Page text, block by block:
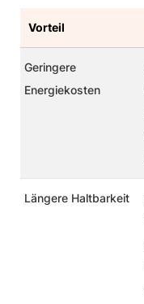
Vorteil
Geringere
Energiekosten
Längere Haltbarkeit